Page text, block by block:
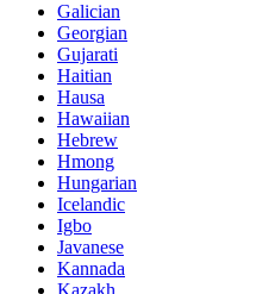
Galician
Georgian
Gujarati
Haitian
Hausa
Hawaiian
Hebrew
Hmong
Hungarian
Icelandic
Igbo
Javanese
Kannada
Kazakh